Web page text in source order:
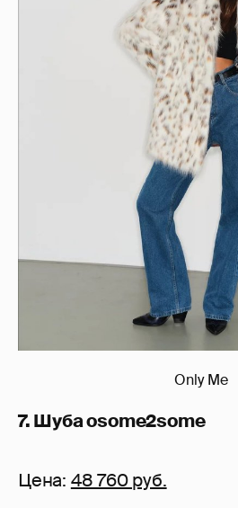
Only Me
7. Шуба osome2some
Цена: 48 760 руб.